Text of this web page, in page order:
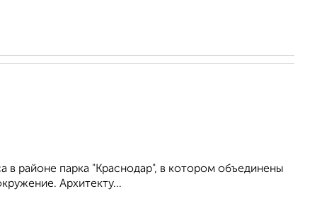
районе парка "Краснодар", в котором объединены
Архитекту...